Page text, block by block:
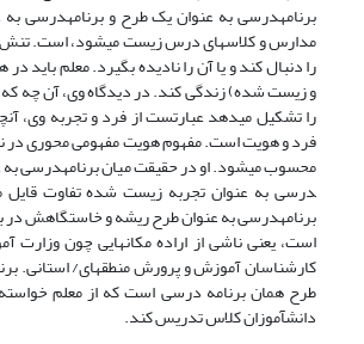
برنامه­درسی به عنوان یک طرح و برنامه­درسی
مدارس و کلاس­های درس زیست می­شود، است. تنش
را دنبال کند و یا آن را نادیده بگیرد. معلم باید
و زیست شده) زندگی کند. در دیدگاه وی، آن چه
را تشکیل می­دهد عبارتست از فرد و تجربه وی،
فرد و هویت است. مفهوم هویت مفهومی محوری در
محسوب می­شود. او در حقیقت میان برنامه­درسی به
درسی به عنوان تجربه زیست شده تفاوت قایل
برنامه­درسی به عنوان طرح ریشه و خاستگاهش
است، یعنی ناشی از اراده مکان­هایی چون وزارت
کارشناسان آموزش و پرورش منطقه­ای/ استانی.
طرح همان برنامه درسی است که از معلم
دانش­آموزان کلاس تدریس کند.